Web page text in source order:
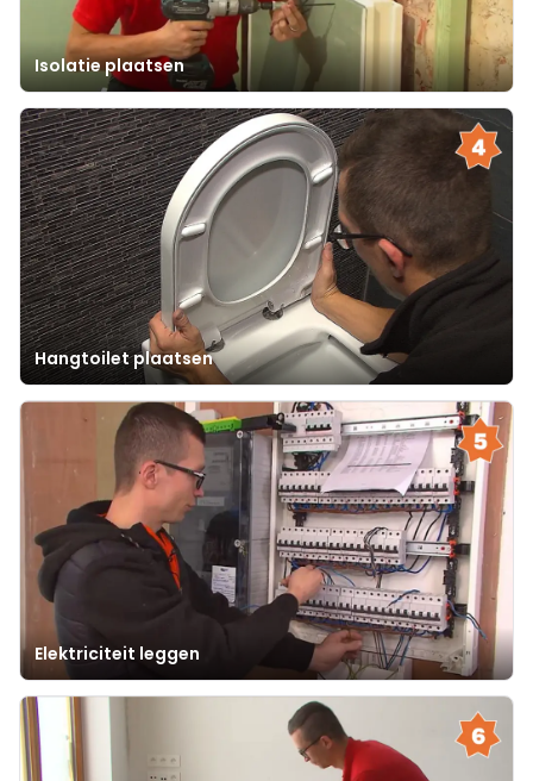
Isolatie plaatsen
Hangtoilet plaatsen
Elektriciteit leggen